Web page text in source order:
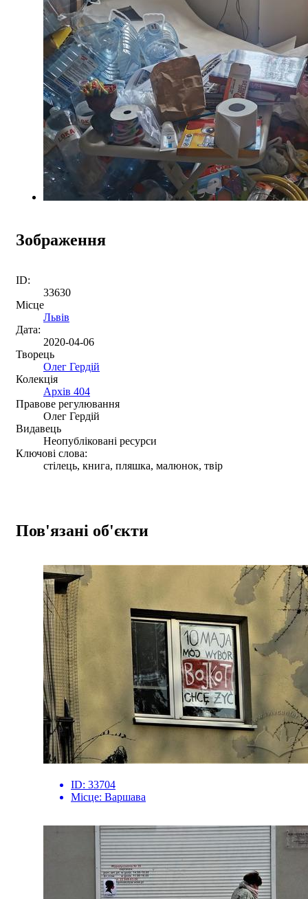
Зображення
ID:
33630
Місце
Львів
Дата:
2020-04-06
Творець
Олег Гердій
Колекція
Архів 404
Правове регулювання
Олег Гердій
Видавець
Неопубліковані ресурси
Ключові слова:
стілець, книга, пляшка, малюнок, твір
Пов'язані об'єкти
ID: 33704
Місце: Варшава